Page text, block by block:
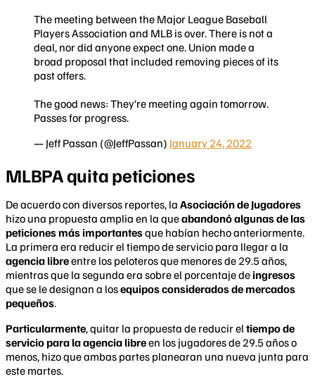
The meeting between the Major League Baseball
Players Association and MLB is over. There is not a
deal, nor did anyone expect one. Union made a
broad proposal that included removing pieces of its
past offers.
The good news: They’re meeting again tomorrow.
Passes for progress.
— Jeff Passan (@JeffPassan) January 24, 2022
MLBPA quita peticiones
De acuerdo con diversos reportes, la Asociación de Jugadores
hizo una propuesta amplia en la queabandonó algunas de las
peticiones más importantesque habían hecho anteriormente.
La primera era reducir el tiempo de servicio para llegar a la
agencia libreentre los peloteros que menores de 29.5 años,
mientras que la segunda era sobre el porcentaje de ingresos
que se le designan a losequipos considerados de mercados
pequeños.
Particularmente, quitar la propuesta de reducir eltiempo de
servicio para la agencia libreen los jugadores de 29.5 años o
menos, hizo que ambas partes planearan una nueva junta para
este martes.